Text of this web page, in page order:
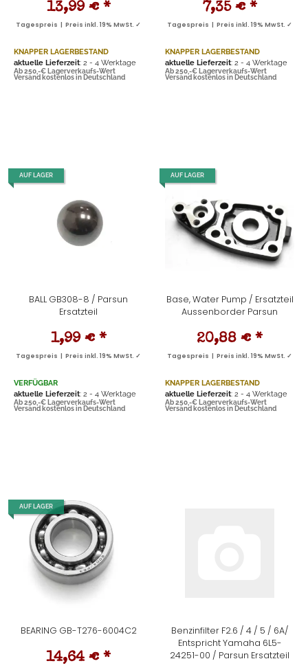
13,99 € *
Tagespreis | Preis inkl. 19% MwSt. ✓
KNAPPER LAGERBESTAND
aktuelle Lieferzeit: 2 - 4 Werktage
Ab 250,-€ Lagerverkaufs-Wert
Versand kostenlos in Deutschland
7,35 € *
Tagespreis | Preis inkl. 19% MwSt. ✓
KNAPPER LAGERBESTAND
aktuelle Lieferzeit: 2 - 4 Werktage
Ab 250,-€ Lagerverkaufs-Wert
Versand kostenlos in Deutschland
AUF LAGER
BALL GB308-8 / Parsun
Ersatzteil
1,99 € *
Tagespreis | Preis inkl. 19% MwSt. ✓
VERFÜGBAR
aktuelle Lieferzeit: 2 - 4 Werktage
Ab 250,-€ Lagerverkaufs-Wert
Versand kostenlos in Deutschland
AUF LAGER
Base, Water Pump / Ersatzteil
Aussenborder Parsun
20,88 € *
Tagespreis | Preis inkl. 19% MwSt. ✓
KNAPPER LAGERBESTAND
aktuelle Lieferzeit: 2 - 4 Werktage
Ab 250,-€ Lagerverkaufs-Wert
Versand kostenlos in Deutschland
AUF LAGER
BEARING GB-T276-6004C2
14,64 € *
Benzinfilter F2.6 / 4 / 5 / 6A/
Entspricht Yamaha 6L5-
24251-00 / Parsun Ersatzteil